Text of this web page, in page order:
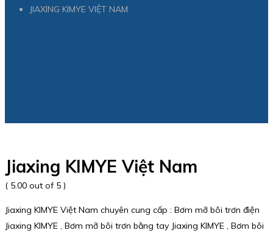
JIAXING KIMYE VIỆT NAM
Jiaxing KIMYE Việt Nam
( 5.00 out of 5 )
Jiaxing KIMYE Việt Nam chuyên cung cấp : Bơm mỡ bôi trơn điện
Jiaxing KIMYE , Bơm mỡ bôi trơn bằng tay Jiaxing KIMYE , Bơm bôi